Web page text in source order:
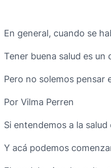
En general, cuando se
Tener buena salud es
Pero no solemos pensar
Por Vilma Perren
Si entendemos a la
Y acá podemos